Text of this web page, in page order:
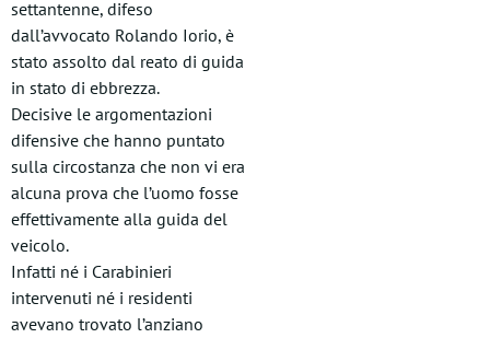
settantenne, difeso
dall’avvocato Rolando Iorio, è
stato assolto dal reato di guida
in stato di ebbrezza.
Decisive le argomentazioni
difensive che hanno puntato
sulla circostanza che non vi era
alcuna prova che l’uomo fosse
effettivamente alla guida del
veicolo.
Infatti né i Carabinieri
intervenuti né i residenti
avevano trovato l’anziano